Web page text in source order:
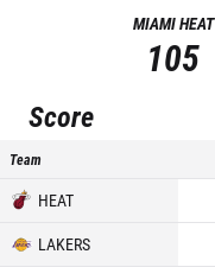
MIAMI HEAT
105
Score
Team
HEAT
LAKERS